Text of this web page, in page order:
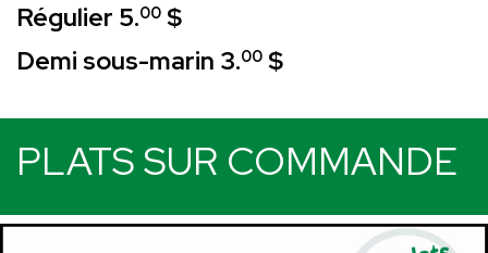
Régulier 5.00 $
Demi sous-marin 3.00 $
PLATS SUR COMMANDE